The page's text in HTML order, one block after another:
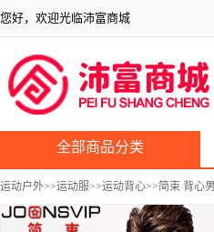
您好，欢迎光临沛富商城
全部商品分类
运动户外>>运动服>>运动背心>>简束 背心